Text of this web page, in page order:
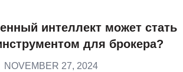
интеллект может стать
для брокера?
NOVEMBER 27, 2024